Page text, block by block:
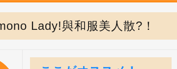
Lady!與和服美人散?！